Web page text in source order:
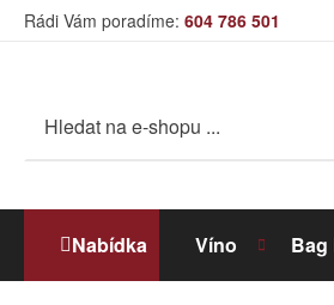
Rádi Vám poradíme: 604 786 501
Nabídka Víno Bag